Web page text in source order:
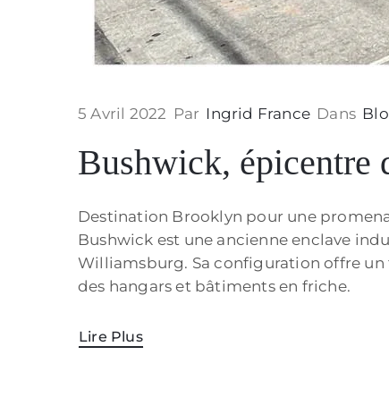
5 Avril 2022 Par Ingrid France Dans
Bushwick, épicentre
Destination Brooklyn pour une
Bushwick est une ancienne enclave
Williamsburg. Sa configuration offre un
des hangars et bâtiments en friche.
Lire Plus